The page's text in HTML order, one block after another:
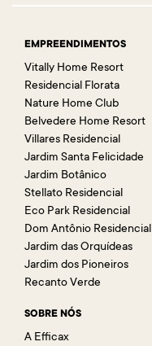
EMPREENDIMENTOS
Vitally Home Resort
Residencial Florata
Nature Home Club
Belvedere Home Resort
Villares Residencial
Jardim Santa Felicidade
Jardim Botânico
Stellato Residencial
Eco Park Residencial
Dom Antônio Residencial
Jardim das Orquídeas
Jardim dos Pioneiros
Recanto Verde
SOBRE NÓS
A Efficax